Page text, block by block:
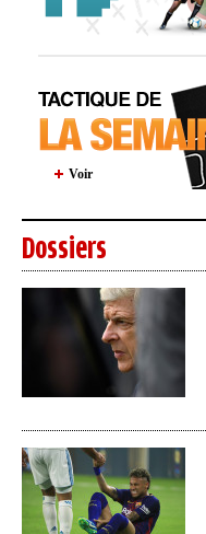
Voir
Dossiers